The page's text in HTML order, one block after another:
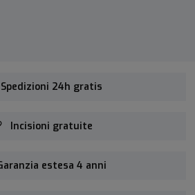
Spedizioni 24h gratis
Incisioni gratuite
estesa 4 anni